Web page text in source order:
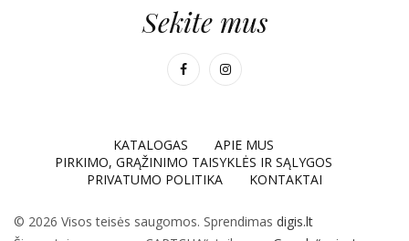
Sekite mus
KATALOGAS
APIE MUS
PIRKIMO, GRĄŽINIMO TAISYKLĖS IR SĄLYGOS
PRIVATUMO POLITIKA
KONTAKTAI
© 2026 Visos teisės saugomos. Sprendimas digis.lt